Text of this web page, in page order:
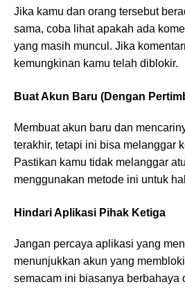
Jika kamu dan orang tersebut
sama, coba lihat apakah ada
yang masih muncul. Jika
kemungkinan kamu telah diblokir.
Buat Akun Baru (Dengan
Membuat akun baru dan
terakhir, tetapi ini bisa melanggar
Pastikan kamu tidak melanggar
menggunakan metode ini untuk
Hindari Aplikasi Pihak Ketiga
Jangan percaya aplikasi yang
menunjukkan akun yang
semacam ini biasanya berbahaya